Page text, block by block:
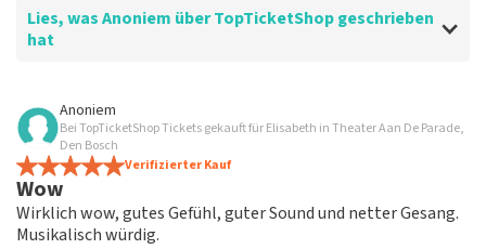
Lies, was Anoniem über TopTicketShop geschrieben
hat
Bewertung von Anoniem über
gut
Die Rezension wurde übersetzt
Anoniem
Bei TopTicketShop Tickets gekauft für Elisabeth in Theater Aan De Parade,
Den Bosch
Verifizierter Kauf
Wow
Wirklich wow, gutes Gefühl, guter Sound und netter Gesang.
Musikalisch würdig.